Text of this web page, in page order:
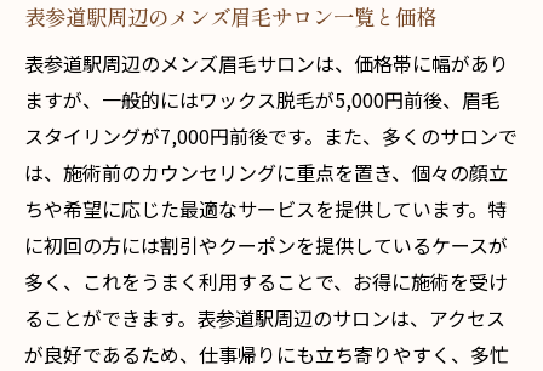
る
メンズ眉毛専門の表参道駅サロン価格と質の最
高バランスを見つける
価格と質が両立するサロンの特徴
効果的なケアとリーズナブルな価格の両立
表参道駅の隠れた名店を探す
価格重視で失敗しない選択肢
質の良いケアをお得に受ける方法
価格と質のバランスを見極めるコツ
表参道駅周辺のメンズ眉毛サロン一覧と価格
表参道駅周辺のメンズ眉毛サロンは、価格帯に幅があり
ますが、一般的にはワックス脱毛が5,000円前後、眉毛
スタイリングが7,000円前後です。また、多くのサロンで
は、施術前のカウンセリングに重点を置き、個々の顔立
ちや希望に応じた最適なサービスを提供しています。特
に初回の方には割引やクーポンを提供しているケースが
多く、これをうまく利用することで、お得に施術を受け
ることができます。表参道駅周辺のサロンは、アクセス
が良好であるため、仕事帰りにも立ち寄りやすく、多忙